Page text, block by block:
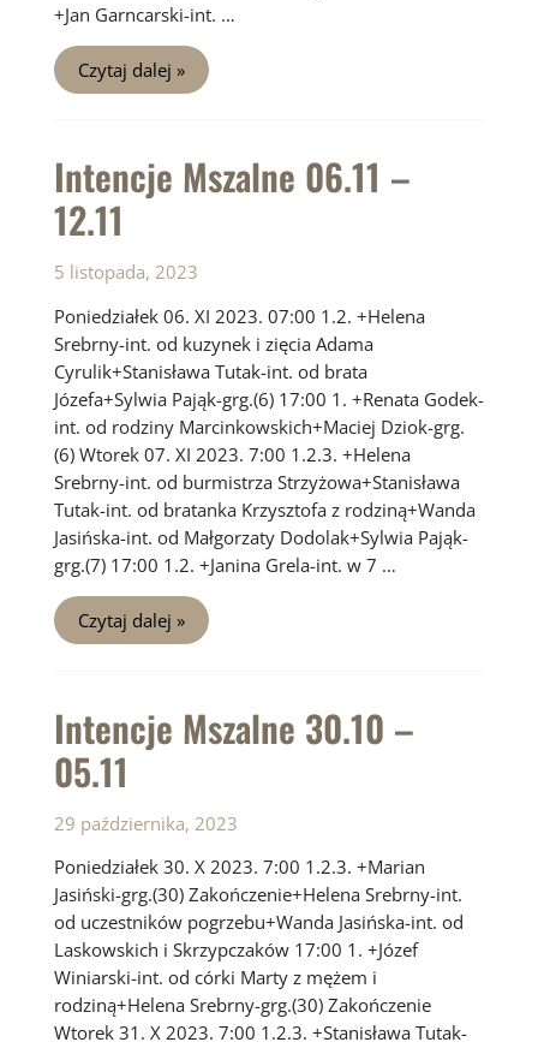
+Jan Garncarski-int. …
Intencje
Mszalne
13.11
Czytaj dalej »
Intencje Mszalne 06.11 –
12.11
5 listopada, 2023
Poniedziałek 06. XI 2023. 07:00 1.2. +Helena
Srebrny-int. od kuzynek i zięcia Adama
Cyrulik+Stanisława Tutak-int. od brata
Józefa+Sylwia Pająk-grg.(6) 17:00 1. +Renata Godek-
int. od rodziny Marcinkowskich+Maciej Dziok-grg.
(6) Wtorek 07. XI 2023. 7:00 1.2.3. +Helena
Srebrny-int. od burmistrza Strzyżowa+Stanisława
Tutak-int. od bratanka Krzysztofa z rodziną+Wanda
Jasińska-int. od Małgorzaty Dodolak+Sylwia Pająk-
grg.(7) 17:00 1.2. +Janina Grela-int. w 7 …
Intencje
Mszalne
06.11
Czytaj dalej »
Intencje Mszalne 30.10 –
05.11
29 października, 2023
Poniedziałek 30. X 2023. 7:00 1.2.3. +Marian
Jasiński-grg.(30) Zakończenie+Helena Srebrny-int.
od uczestników pogrzebu+Wanda Jasińska-int. od
Laskowskich i Skrzypczaków 17:00 1. +Józef
Winiarski-int. od córki Marty z mężem i
rodziną+Helena Srebrny-grg.(30) Zakończenie
Wtorek 31. X 2023. 7:00 1.2.3. +Stanisława Tutak-